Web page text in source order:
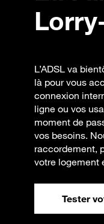
L’ADSL va
là pour vous
connexion
ligne ou vos
moment de
vos besoins.
raccordement,
votre logement
Tester